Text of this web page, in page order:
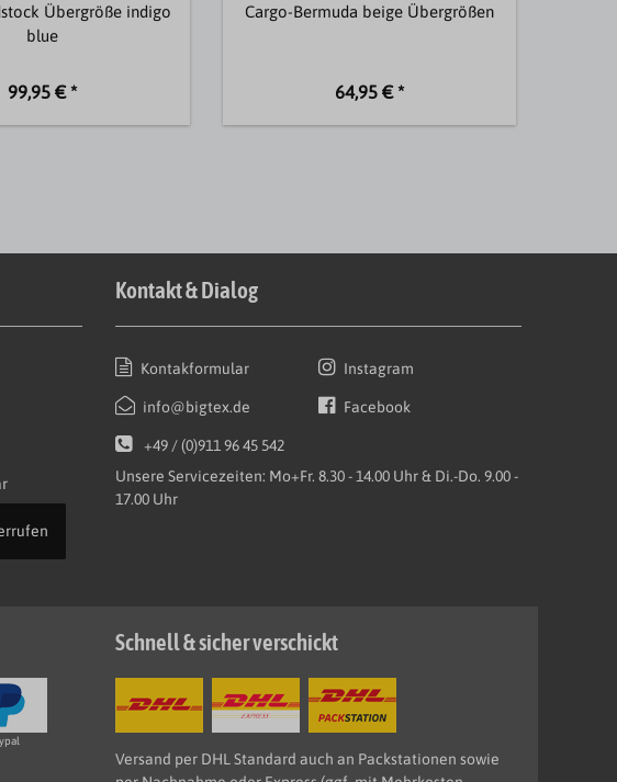
Übergröße indigo
blue
99,95 € *
Cargo-Bermuda beige Übergrößen
64,95 € *
Kontakt & Dialog
Kontakformular
info@bigtex.de
Instagram
Facebook
+49 / (0)911 96 45 542
Unsere Servicezeiten: Mo+Fr. 8.30 - 14.00 Uhr & Di.-Do. 9.00 -
17.00 Uhr
Schnell & sicher verschickt
Versand per DHL Standard auch an Packstationen sowie